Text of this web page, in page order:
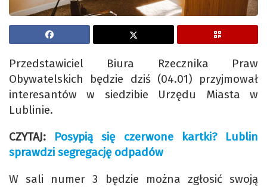
Przedstawiciel Biura Rzecznika Praw
Obywatelskich będzie dziś (04.01) przyjmował
interesantów w siedzibie Urzędu Miasta w
Lublinie.
CZYTAJ: Posypią się czerwone kartki? Lublin
sprawdzi segregację odpadów
W sali numer 3 będzie można zgłosić swoją